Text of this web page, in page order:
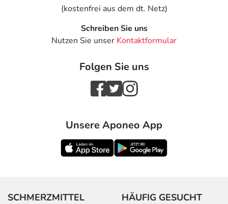
(kostenfrei aus dem dt. Netz)
Schreiben Sie uns
Nutzen Sie unser Kontaktformular
Folgen Sie uns
Unsere Aponeo App
SCHMERZMITTEL HÄUFIG GESUCHT